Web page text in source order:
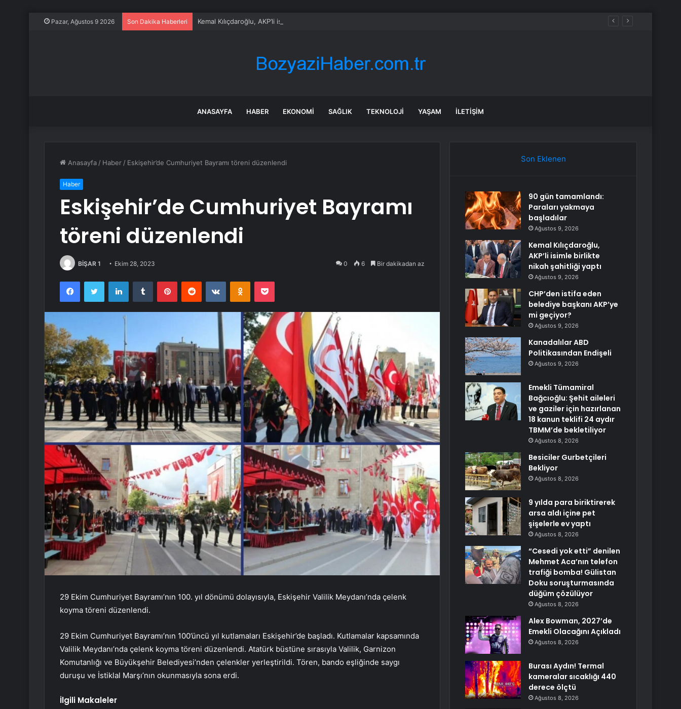
Pazar, Ağustos 9 2026 Son Dakika Haberleri Kemal Kılıçdaroğlu, AKP’li isimle birlikte nikah şahitliği yaptı
ANASAYFA HABER EKONOMI SAĞLIK TEKNOLOJI YAŞAM İLETIŞIM
Anasayfa / Haber / Eskişehir’de Cumhuriyet Bayramı töreni düzenlendi
Haber
Eskişehir’de Cumhuriyet Bayramı
töreni düzenlendi
BİŞAR 1 Ekim 28, 2023 0 6 Bir dakikadan az
FacebookTwitter LinkedInTumblr PinterestReddit VKontakteOdnoklassniki
Pocket
29 Ekim Cumhuriyet Bayramı’nın 100. yıl dönümü dolayısıyla, Eskişehir Valilik Meydanı’nda çelenk
koyma töreni düzenlendi.
29 Ekim Cumhuriyet Bayramı’nın 100’üncü yıl kutlamaları Eskişehir’de başladı. Kutlamalar kapsamında
Valilik Meydanı’nda çelenk koyma töreni düzenlendi. Atatürk büstüne sırasıyla Valilik, Garnizon
Komutanlığı ve Büyükşehir Belediyesi’nden çelenkler yerleştirildi. Tören, bando eşliğinde saygı
duruşu ve İstiklal Marşı’nın okunmasıyla sona erdi.
İlgili Makaleler
Son Eklenen
90 gün tamamlandı:
Paraları yakmaya
başladılar
Ağustos 9, 2026
Kemal Kılıçdaroğlu,
AKP’li isimle birlikte
nikah şahitliği yaptı
Ağustos 9, 2026
CHP’den istifa eden
belediye başkanı AKP’ye
mi geçiyor?
Ağustos 9, 2026
Kanadalılar ABD
Politikasından Endişeli
Ağustos 9, 2026
Emekli Tümamiral
Bağcıoğlu: Şehit aileleri
ve gaziler için hazırlanan
18 kanun teklifi 24 aydır
TBMM’de bekletiliyor
Ağustos 8, 2026
Besiciler Gurbetçileri
Bekliyor
Ağustos 8, 2026
9 yılda para biriktirerek
arsa aldı içine pet
şişelerle ev yaptı
Ağustos 8, 2026
“Cesedi yok etti” denilen
Mehmet Aca’nın telefon
trafiği bomba! Gülistan
Doku soruşturmasında
düğüm çözülüyor
Ağustos 8, 2026
Alex Bowman, 2027’de
Emekli Olacağını Açıkladı
Ağustos 8, 2026
Burası Aydın! Termal
kameralar sıcaklığı 440
derece ölçtü
Ağustos 8, 2026